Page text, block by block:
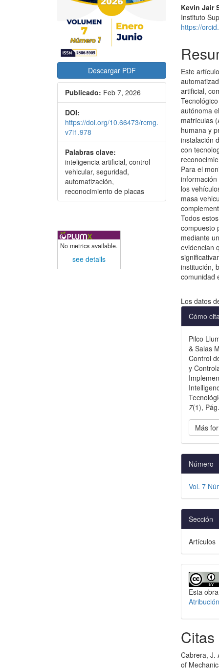
Descargar PDF
Publicado: Feb 7, 2026
DOI:
https://doi.org/10.66473/rcmg.
v7i1.978
Palabras clave:
inteligencia artificial, control
vehicular, seguridad,
automatización,
reconocimiento de placas
No metrics available.
see details
Kevin Jair
Instituto
https://
Este
artificial,
autónoma
matrículas
humana y
instalación
con
Para el
los
masa
Todos
compuesto
mediante
evidencian
institución,
comunidad
Los datos
del
Cómo
Pilco
& Salas
Control
y
7(1),
Más
Número
Vol. 7
Sección
Artículos
Esta
Citas
Cabrera, J.
of